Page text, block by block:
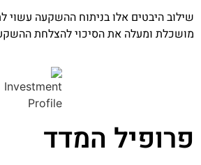
שילוב היבטים אלו בניתוח ההשקעה עשוי
מושכלת ומעלה את הסיכוי להצלחת
פרופיל המדד